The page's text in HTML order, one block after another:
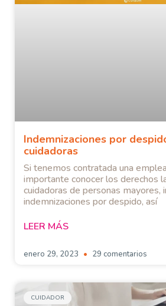
Indemnizaciones por
cuidadoras
Si tenemos contratada una
importante conocer los derechos
cuidadoras de personas mayores,
indemnizaciones por despido, así
LEER MÁS
enero 29, 2023 29 comentarios
CUIDADOR